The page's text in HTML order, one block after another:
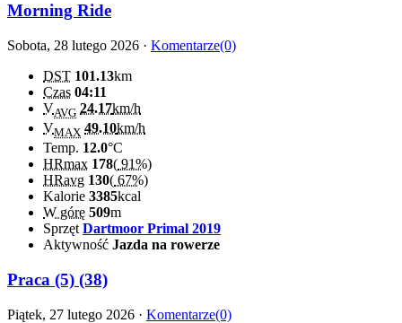
Morning Ride
Sobota, 28 lutego 2026 · Komentarze(0)
DST 101.13km
Czas 04:11
VAVG 24.17km/h
VMAX 49.10km/h
Temp. 12.0°C
HRmax 178( 91%)
HRavg 130( 67%)
Kalorie 3385kcal
W górę 509m
Sprzęt Dartmoor Primal 2019
Aktywność Jazda na rowerze
Praca (5) (38)
Piątek, 27 lutego 2026 · Komentarze(0)